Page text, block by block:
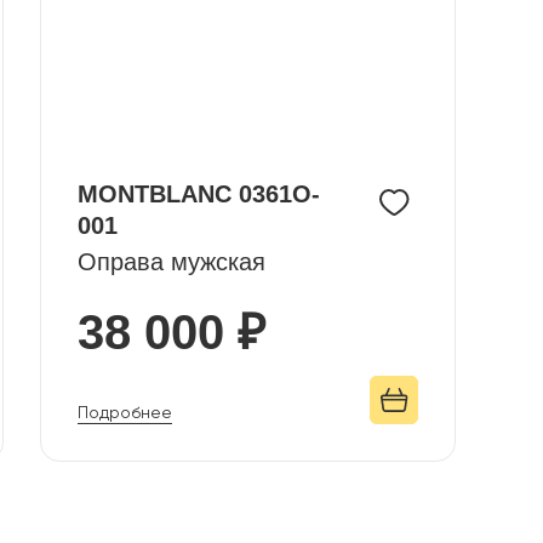
MONTBLANC 0361O-
001
Оправа мужская
38 000 ₽
Подробнее